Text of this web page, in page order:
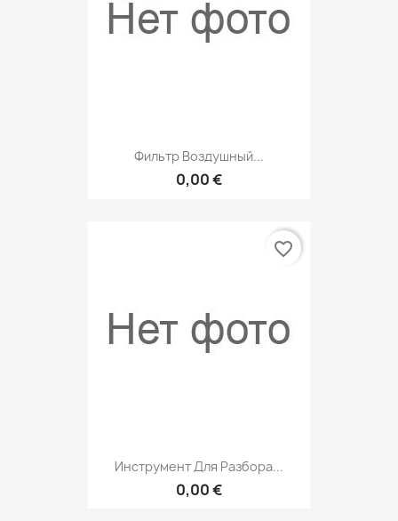
Фильтр Воздушный...
0,00 €
Инструмент Для Разбора...
0,00 €
favorite_border